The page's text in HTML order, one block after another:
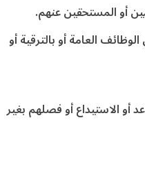
العامة أو بالترقية أو
أو الاستيداع أو فصلهم بغير